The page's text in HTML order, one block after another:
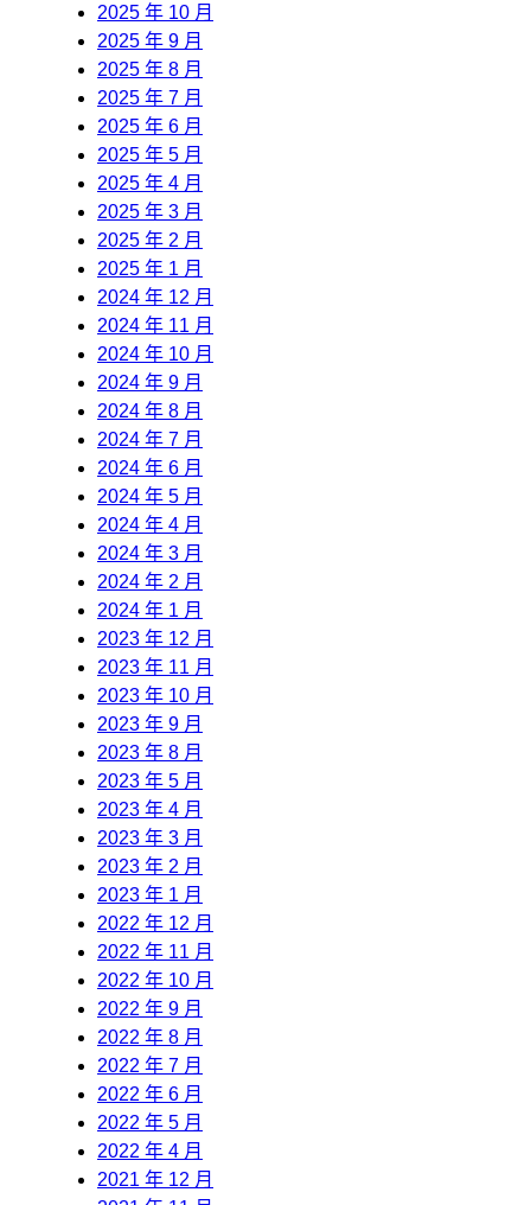
2025 年 10 月
2025 年 9 月
2025 年 8 月
2025 年 7 月
2025 年 6 月
2025 年 5 月
2025 年 4 月
2025 年 3 月
2025 年 2 月
2025 年 1 月
2024 年 12 月
2024 年 11 月
2024 年 10 月
2024 年 9 月
2024 年 8 月
2024 年 7 月
2024 年 6 月
2024 年 5 月
2024 年 4 月
2024 年 3 月
2024 年 2 月
2024 年 1 月
2023 年 12 月
2023 年 11 月
2023 年 10 月
2023 年 9 月
2023 年 8 月
2023 年 5 月
2023 年 4 月
2023 年 3 月
2023 年 2 月
2023 年 1 月
2022 年 12 月
2022 年 11 月
2022 年 10 月
2022 年 9 月
2022 年 8 月
2022 年 7 月
2022 年 6 月
2022 年 5 月
2022 年 4 月
2021 年 12 月